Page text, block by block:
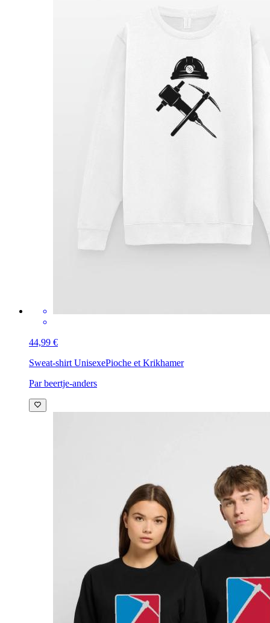
44,99 €
Sweat-shirt UnisexePioche et Krikhamer
Par beertje-anders